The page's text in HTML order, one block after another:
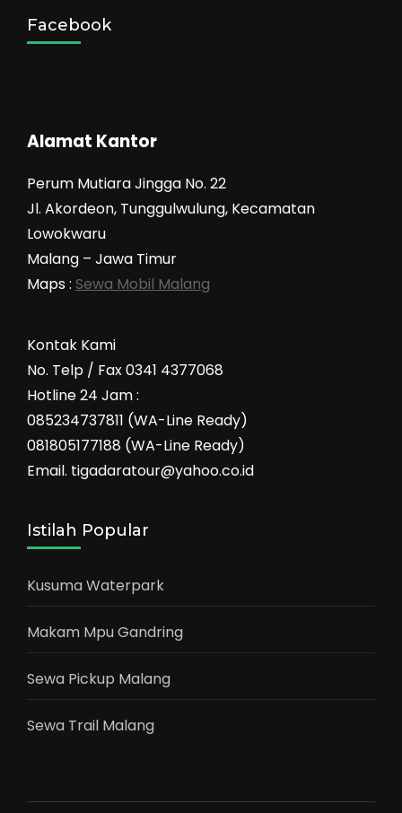
Facebook
Alamat Kantor
Perum Mutiara Jingga No. 22
Jl. Akordeon, Tunggulwulung, Kecamatan
Lowokwaru
Malang – Jawa Timur
Maps : Sewa Mobil Malang
Kontak Kami
No. Telp / Fax 0341 4377068
Hotline 24 Jam :
085234737811 (WA-Line Ready)
081805177188 (WA-Line Ready)
Email. tigadaratour@yahoo.co.id
Istilah Popular
Kusuma Waterpark
Makam Mpu Gandring
Sewa Pickup Malang
Sewa Trail Malang